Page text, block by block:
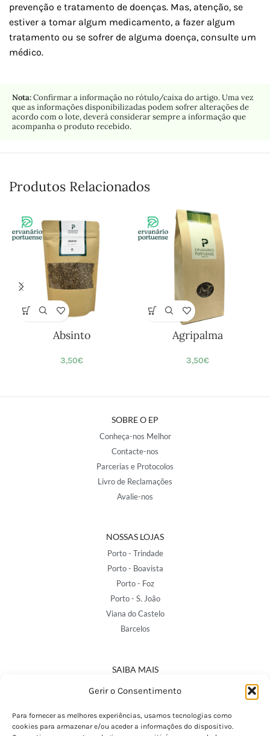
Gerir o Consentimento
Para fornecer as melhores experiências, usamos tecnologias como
cookies para armazenar e/ou aceder a informações do dispositivo.
prevenção e tratamento de doenças. Mas, atenção, se
estiver a tomar algum medicamento, a fazer algum
tratamento ou se sofrer de alguma doença, consulte um
médico.
Nota:Confirmar a informação no rótulo/caixa do artigo. Uma vez
que as informações disponibilizadas podem sofrer alterações de
acordo com o lote, deverá considerar sempre a informação que
acompanha o produto recebido.
Produtos Relacionados
Absinto
3,50€
Agripalma
3,50€
SOBRE O EP
Conheça-nos Melhor
Contacte-nos
Parcerias e Protocolos
Livro de Reclamações
Avalie-nos
NOSSAS LOJAS
Porto - Trindade
Porto - Boavista
Porto - Foz
Porto - S. João
Viana do Castelo
Barcelos
SAIBA MAIS
Política de Privacidade
Termos e Condições
Perguntas Frequentes